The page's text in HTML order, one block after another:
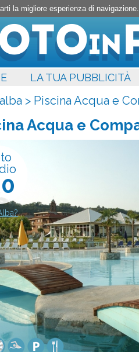
LA TUA PUBBLICITÀ
> Piscina Acqua e
Acqua e
la migliore esperienza di